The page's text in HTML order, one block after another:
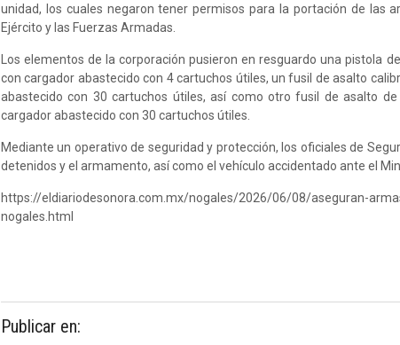
unidad, los cuales negaron tener permisos para la portación de las
Ejército y las Fuerzas Armadas.
Los elementos de la corporación pusieron en resguardo una pistola
con cargador abastecido con 4 cartuchos útiles, un fusil de asalto
abastecido con 30 cartuchos útiles, así como otro fusil de asalto
cargador abastecido con 30 cartuchos útiles.
Mediante un operativo de seguridad y protección, los oficiales de
detenidos y el armamento, así como el vehículo accidentado ante el
https://eldiariodesonora.com.mx/nogales/2026/06/08/aseguran-
nogales.html
Publicar en: